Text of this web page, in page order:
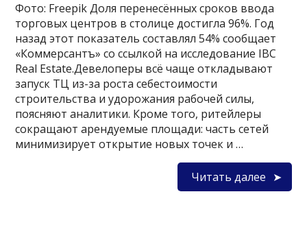
Фото: Freepik Доля перенесённых сроков ввода
торговых центров в столице достигла 96%. Год
назад этот показатель составлял 54% сообщает
«Коммерсантъ» со ссылкой на исследование IBC
Real Estate.Девелоперы всё чаще откладывают
запуск ТЦ из-за роста себестоимости
строительства и удорожания рабочей силы,
поясняют аналитики. Кроме того, ритейлеры
сокращают арендуемые площади: часть сетей
минимизирует открытие новых точек и …
Читать далее